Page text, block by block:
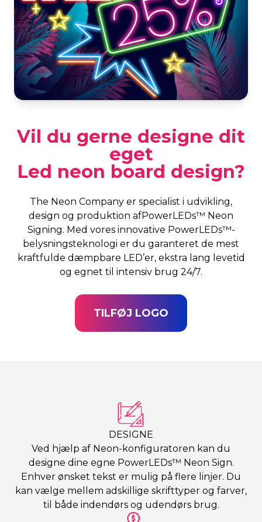
Vil du gerne designe dit
eget
Led neon board design?
The Neon Company er specialist i udvikling,
design og produktion afPowerLEDs™ Neon
Signing. Med vores innovative PowerLEDs™-
belysningsteknologi er du garanteret de mest
kraftfulde dæmpbare LED’er, ekstra lang levetid
og egnet til intensiv brug 24/7.
TILFØJ LOGO
DESIGNE
Ved hjælp af Neon-konfiguratoren kan du
designe dine egne PowerLEDs™ Neon Sign.
Enhver ønsket tekst er mulig på flere linjer. Du
kan vælge mellem adskillige skrifttyper og farver,
til både indendørs og udendørs brug.